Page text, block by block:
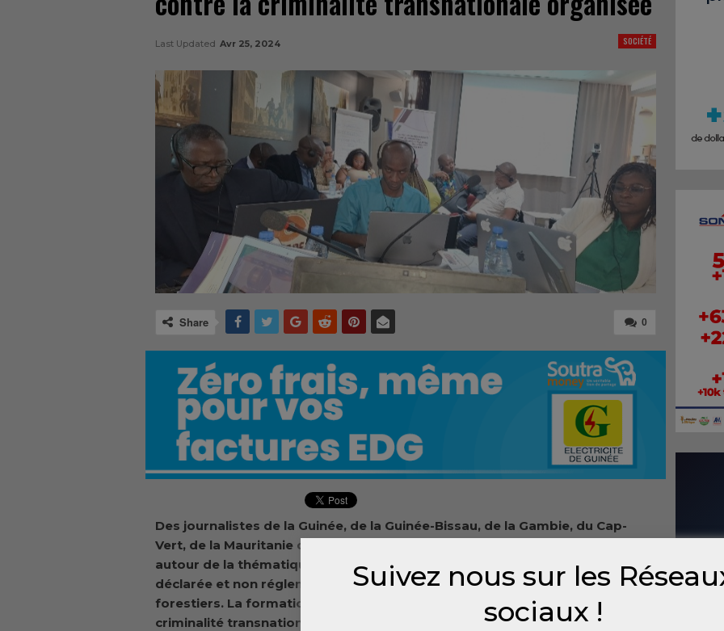
SOCIÉTÉ
Last Updated Avr 25, 2024
0
Share
Des journalistes de la Guinée, de la Guinée-Bissau, de la Gambie, du Cap-
Vert, de la Mauritanie du Sénégal v
autour de la thématique axée sur la lutte contre la pêche illicite non
déclarée et non réglementée (INN), la traite des personnes et les crimes
forestiers. La formation a été organisée
par l’Initiative mondiale contre la
criminalité transnationale organisée (GI-TOC), une organisation
Suivez nous sur les
sociaux !